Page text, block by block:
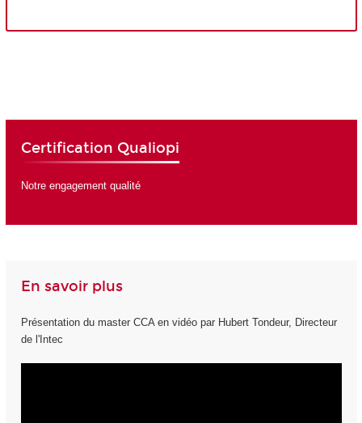
Certification Qualiopi
Notre engagement qualité
En savoir plus
Présentation du master CCA en vidéo par Hubert Tondeur, Directeur
de l'Intec